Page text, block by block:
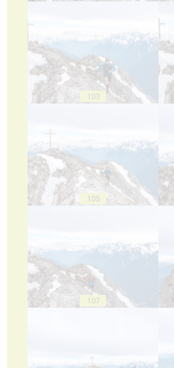
103
105
107